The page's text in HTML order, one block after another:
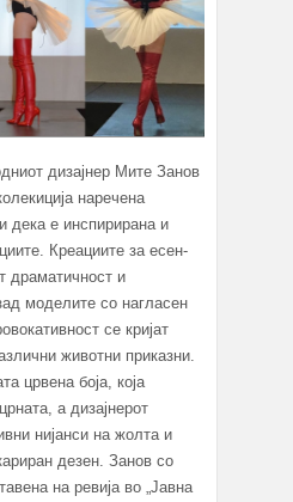
дизајнер Мите Занов
наречена
дека е инспирирана и
Креациите за есен-
драматичност и
моделите со нагласен
се кријат
животни приказни.
црвена боја, која
а дизајнерот
нијанси на жолта и
дезен. Занов со
на ревија во „Јавна